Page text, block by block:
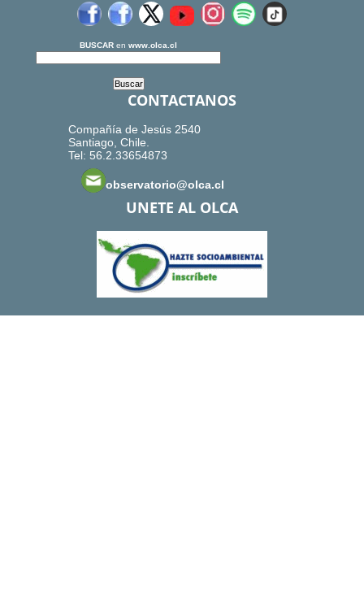
BUSCAR en www.olca.cl
CONTACTANOS
Compañía de Jesús 2540
Santiago, Chile.
Tel: 56.2.33654873
observatorio@olca.cl
UNETE AL OLCA